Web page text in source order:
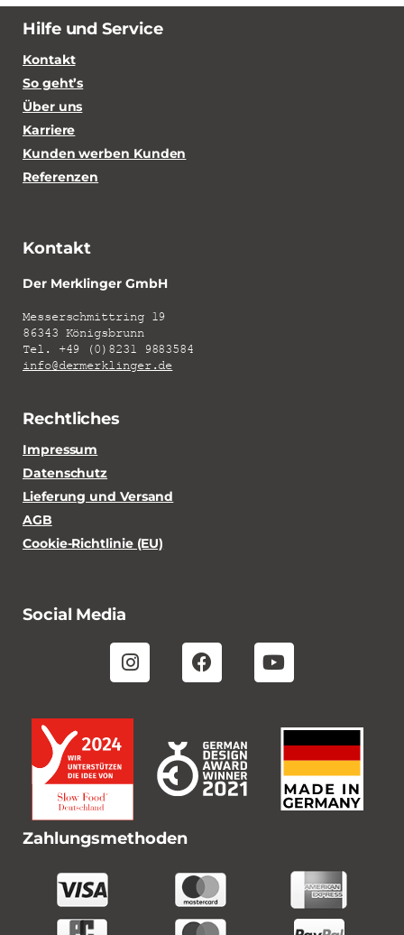
Hilfe und Service
Kontakt
So geht’s
Über uns
Karriere
Kunden werben Kunden
Referenzen
Kontakt
Der Merklinger GmbH
Messerschmittring 19
86343 Königsbrunn
Tel. +49 (0)8231 9883584
info@dermerklinger.de
Rechtliches
Impressum
Datenschutz
Lieferung und Versand
AGB
Cookie-Richtlinie (EU)
Social Media
Zahlungsmethoden